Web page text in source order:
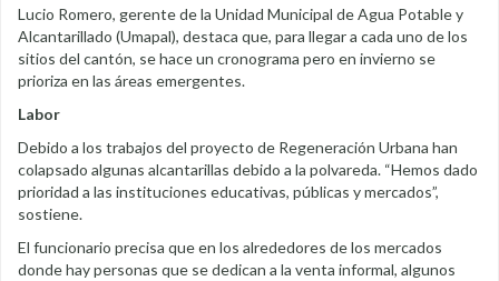
Lucio Romero, gerente de la Unidad Municipal de Agua Potable y
Alcantarillado (Umapal), destaca que, para llegar a cada uno de los
sitios del cantón, se hace un cronograma pero en invierno se
prioriza en las áreas emergentes.
Labor
Debido a los trabajos del proyecto de Regeneración Urbana han
colapsado algunas alcantarillas debido a la polvareda. “Hemos dado
prioridad a las instituciones educativas, públicas y mercados”,
sostiene.
El funcionario precisa que en los alrededores de los mercados
donde hay personas que se dedican a la venta informal, algunos